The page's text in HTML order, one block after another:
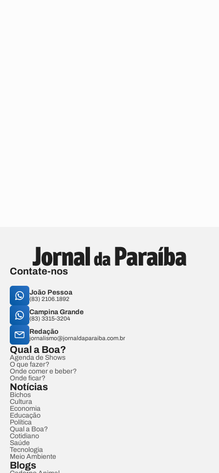
Contate-nos
João Pessoa
(83) 2106.1892
Campina Grande
(83) 3315-3204
Redação
jornalismo@jornaldaparaiba.com.br
Qual a Boa?
Agenda de Shows
O que fazer?
Onde comer e beber?
Onde ficar?
Notícias
Bichos
Cultura
Economia
Educação
Política
Qual a Boa?
Cotidiano
Saúde
Tecnologia
Meio Ambiente
Blogs